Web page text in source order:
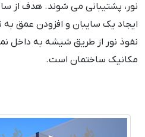
نور، پشتیبانی می شوند. هدف از
ایجاد یک سایبان و افزودن عمق به
نفوذ نور از طریق شیشه به داخل
مکانیک ساختمان است.